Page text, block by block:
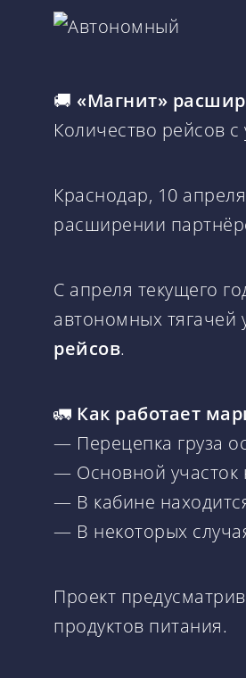
🚚 «Магнит»
Количество рейсов
Краснодар, 10
расширении
С апреля текущего
автономных
рейсов.
🚛 Как работает
— Перецепка груза
— Основной участок
— В кабине
— В некоторых
Проект
продуктов питания.